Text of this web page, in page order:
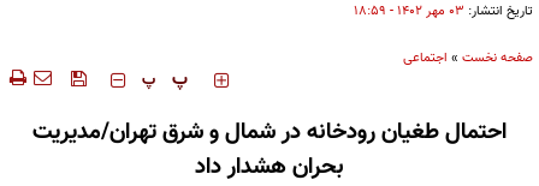
تاریخ انتشار: ۰۳ مهر ۱۴۰۲ - ۱۸:۵۹
صفحه نخست » اجتماعی
‍‍‍ پ پ
احتمال طغیان رودخانه در شمال و شرق تهران/مدیریت
بحران هشدار داد